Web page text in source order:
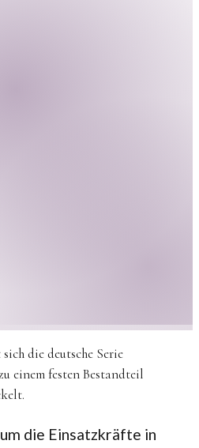
die deutsche Serie
einem festen Bestandteil
die Einsatzkräfte in